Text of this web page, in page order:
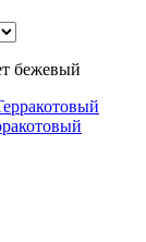
бежевый